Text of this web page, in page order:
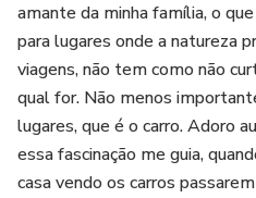
amante da minha família, o
para lugares onde a natureza
viagens, não tem como não
qual for. Não menos
lugares, que é o carro. Adoro
essa fascinação me guia,
casa vendo os carros